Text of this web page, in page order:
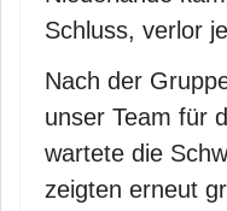
Schluss, verlor
Nach der
unser Team für
wartete die
zeigten erneut